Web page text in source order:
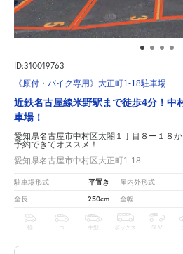
ID:310019763
《原付・バイク専用》大正町1-18駐車場
近鉄名古屋線米野駅まで徒歩4分！中
車場！
愛知県名古屋市中村区太閤１丁目８ー１８か
予約できてオススメ！
愛知県名古屋市中村区大正町1-18
駐車場形式 平置き 屋内外形式
全長 250cm 全幅
軽 中型 ボックス SUV